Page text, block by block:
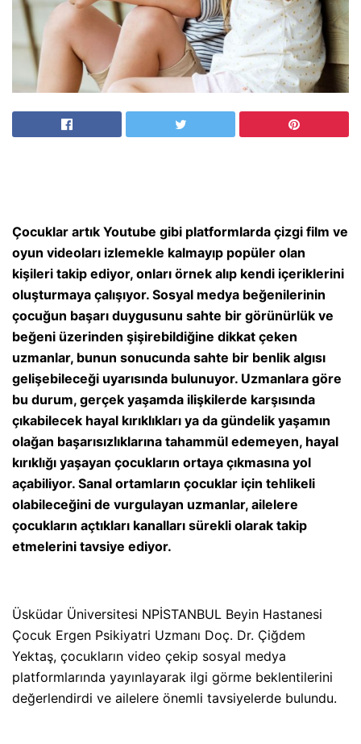
Çocuklar artık Youtube gibi platformlarda çizgi film ve
oyun videoları izlemekle kalmayıp popüler olan
kişileri takip ediyor, onları örnek alıp kendi içeriklerini
oluşturmaya çalışıyor. Sosyal medya beğenilerinin
çocuğun başarı duygusunu sahte bir görünürlük ve
beğeni üzerinden şişirebildiğine dikkat çeken
uzmanlar, bunun sonucunda sahte bir benlik algısı
gelişebileceği uyarısında bulunuyor. Uzmanlara göre
bu durum, gerçek yaşamda ilişkilerde karşısında
çıkabilecek hayal kırıklıkları ya da gündelik yaşamın
olağan başarısızlıklarına tahammül edemeyen, hayal
kırıklığı yaşayan çocukların ortaya çıkmasına yol
açabiliyor. Sanal ortamların çocuklar için tehlikeli
olabileceğini de vurgulayan uzmanlar, ailelere
çocukların açtıkları kanalları sürekli olarak takip
etmelerini tavsiye ediyor.
Üsküdar Üniversitesi NPİSTANBUL Beyin Hastanesi
Çocuk Ergen Psikiyatri Uzmanı Doç. Dr. Çiğdem
Yektaş, çocukların video çekip sosyal medya
platformlarında yayınlayarak ilgi görme beklentilerini
değerlendirdi ve ailelere önemli tavsiyelerde bulundu.